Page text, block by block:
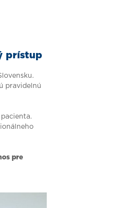
prístup
pravidelnú
pre